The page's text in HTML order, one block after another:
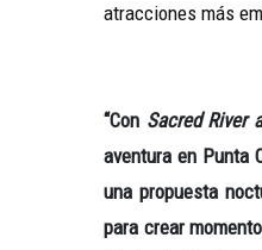
atracciones más
“Con Sacred River
aventura en Punta
una propuesta
para crear